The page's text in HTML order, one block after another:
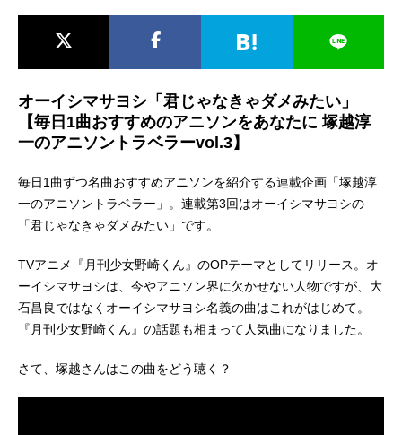
男性声優/女性声優一覧
オーイシマサヨシ「君じゃなきゃダメみたい」
【毎日1曲おすすめのアニソンをあなたに 塚越淳
一のアニソントラベラーvol.3】
毎日1曲ずつ名曲おすすめアニソンを紹介する連載企画「塚越淳
一のアニソントラベラー」。連載第3回はオーイシマサヨシの
「君じゃなきゃダメみたい」です。
TVアニメ『月刊少女野崎くん』のOPテーマとしてリリース。オ
ーイシマサヨシは、今やアニソン界に欠かせない人物ですが、大
石昌良ではなくオーイシマサヨシ名義の曲はこれがはじめて。
『月刊少女野崎くん』の話題も相まって人気曲になりました。
さて、塚越さんはこの曲をどう聴く？